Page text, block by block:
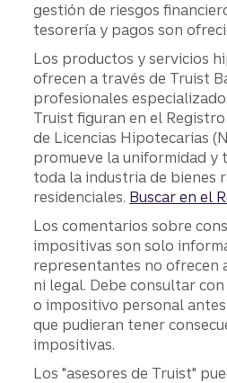
gestión de riesgos
tesorería y pagos son
Los productos y servicios
ofrecen a través de Truist
profesionales
Truist figuran en el
de Licencias Hipotecarias
promueve la uniformidad y
toda la industria de bienes
residenciales. Buscar en el
Los comentarios sobre
impositivas son solo
representantes no ofrecen
ni legal. Debe consultar
o impositivo personal
que pudieran tener
impositivas.
Los "asesores de Truist"